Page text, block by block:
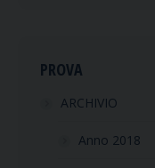
PROVA
ARCHIVIO
Anno 2018